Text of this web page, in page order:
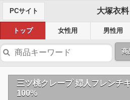
PCサイト 大塚衣料
トップ 女性用 男性用
商
三ツ桃クレープ 婦人フレンチ
100%